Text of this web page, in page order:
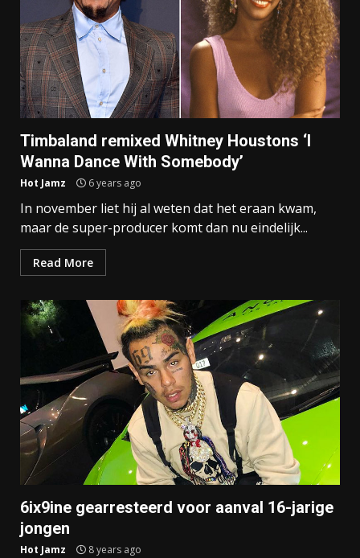
Timbaland remixed Whitney Houstons ‘I
Wanna Dance With Somebody’
Hot Jamz 6 years ago
In november liet hij al weten dat het eraan kwam,
maar de super-producer komt dan nu eindelijk...
Read More
6ix9ine gearresteerd voor aanval 16-jarige
jongen
Hot Jamz 8 years ago